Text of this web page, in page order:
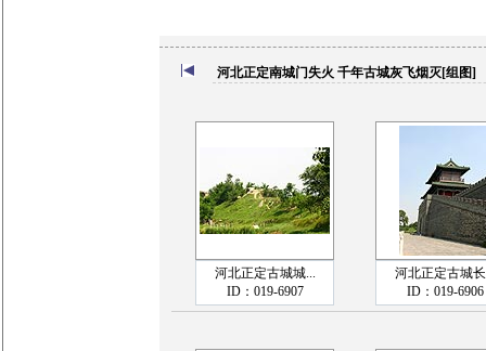
河北正定南城门失火 千年古城灰飞烟灭[组图]
河北正定古城城...
ID：019-6907
河北正定古城
ID：019-6906